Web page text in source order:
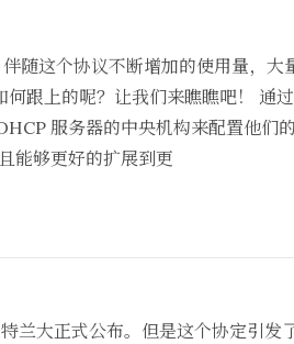
随这个协议不断增加的使用量，
跟上的呢？让我们来瞧瞧吧！ 通
服务器的中央机构来配置他
能够更好的扩展到更
兰大正式公布。但是这个协定引